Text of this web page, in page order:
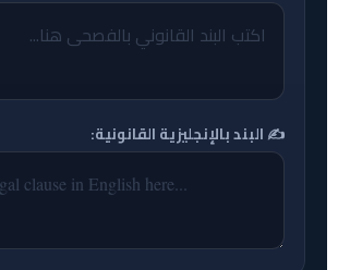
✍️ البند بالإنجليزية القانونية: